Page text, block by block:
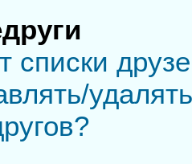
списки